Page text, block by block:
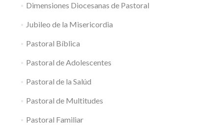
Dimensiones Diocesanas de Pastoral
Jubileo de la Misericordia
Pastoral Bíblica
Pastoral de Adolescentes
Pastoral de la Salúd
Pastoral de Multitudes
Pastoral Familiar